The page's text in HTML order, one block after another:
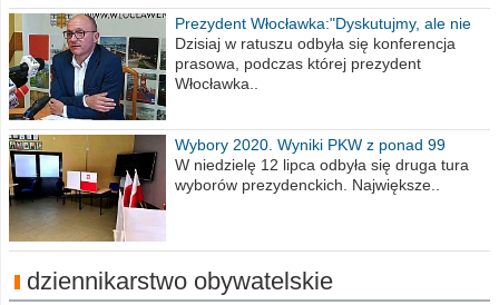
Prezydent Włocławka:"Dyskutujmy, ale nie
obrażajmy się”
Dzisiaj w ratuszu odbyła się konferencja
prasowa, podczas której prezydent
Włocławka..
Wybory 2020. Wyniki PKW z ponad 99
procent obwodów
W niedzielę 12 lipca odbyła się druga tura
wyborów prezydenckich. Największe..
dziennikarstwo obywatelskie